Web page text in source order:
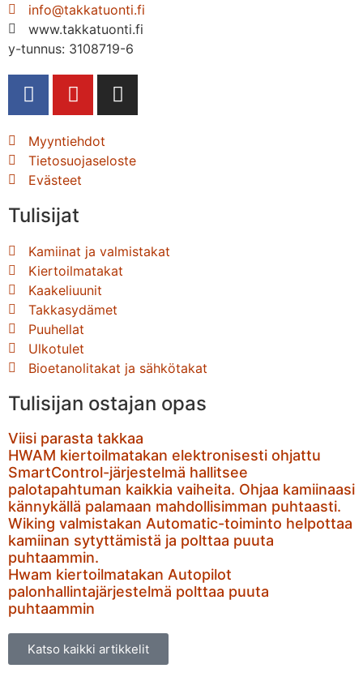
info@takkatuonti.fi
www.takkatuonti.fi
y-tunnus: 3108719-6
Myyntiehdot
Tietosuojaseloste
Evästeet
Tulisijat
Kamiinat ja valmistakat
Kiertoilmatakat
Kaakeliuunit
Takkasydämet
Puuhellat
Ulkotulet
Bioetanolitakat ja sähkötakat
Tulisijan ostajan opas
Viisi parasta takkaa
HWAM kiertoilmatakan elektronisesti ohjattu
SmartControl-järjestelmä hallitsee
palotapahtuman kaikkia vaiheita. Ohjaa kamiinaasi
kännykällä palamaan mahdollisimman puhtaasti.
Wiking valmistakan Automatic-toiminto helpottaa
kamiinan sytyttämistä ja polttaa puuta
puhtaammin.
Hwam kiertoilmatakan Autopilot
palonhallintajärjestelmä polttaa puuta
puhtaammin
Katso kaikki artikkelit